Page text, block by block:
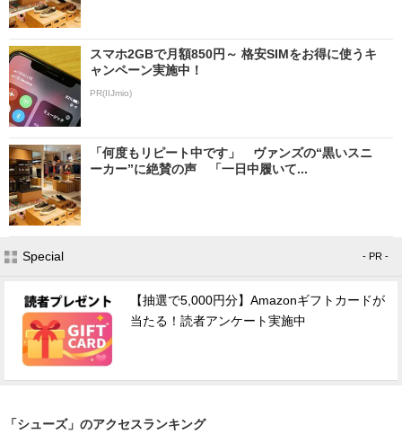
スマホ2GBで月額850円～ 格安SIMをお得に使うキ
ャンペーン実施中！
PR(IIJmio)
「何度もリピート中です」 ヴァンズの“黒いスニ
ーカー”に絶賛の声 「一日中履いて...
Special - PR -
【抽選で5,000円分】Amazonギフトカードが
当たる！読者アンケート実施中
「シューズ」のアクセスランキング